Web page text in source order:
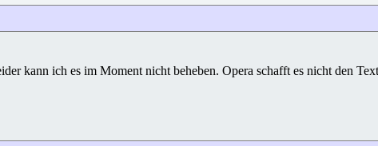
kann ich es im Moment nicht beheben. Opera schafft es nicht den